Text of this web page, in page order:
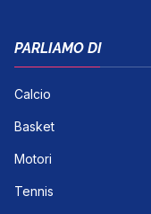
PARLIAMO DI
Calcio
Basket
Motori
Tennis